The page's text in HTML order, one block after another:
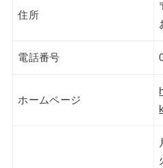
住所
電話番号
ホームページ